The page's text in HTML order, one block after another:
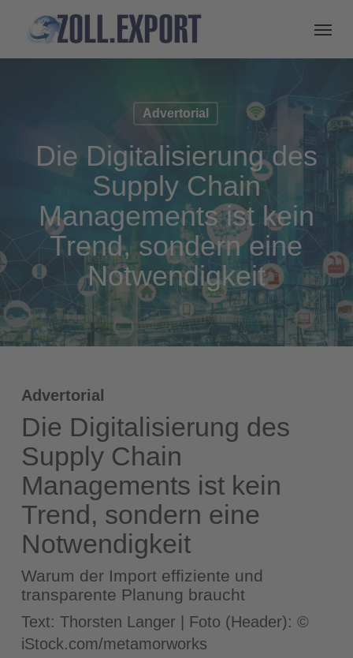
Advertorial
Die Digitalisierung des
Supply Chain
Managements ist kein
Trend, sondern eine
Notwendigkeit
Advertorial
Die Digitalisierung des
Supply Chain
Managements ist kein
Trend, sondern eine
Notwendigkeit
Warum der Import effiziente und
transparente Planung braucht
Text: Thorsten Langer | Foto (Header): ©
iStock.com/metamorworks